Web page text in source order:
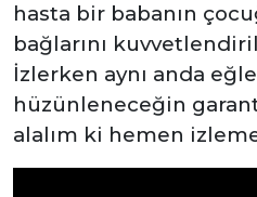
hasta bir babanın
bağlarını
İzlerken aynı anda
hüzünleneceğin
alalım ki hemen